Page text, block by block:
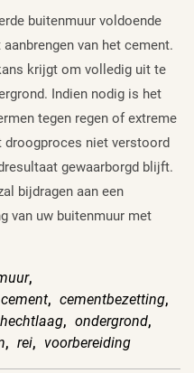
buitenmuur voldoende
van het cement.
krijgt om volledig uit te
Indien nodig is het
tegen regen of extreme
droogproces niet verstoord
gewaarborgd blijft.
bijdragen aan een
van uw buitenmuur met
,
cement, cementbezetting,
hechtlaag, ondergrond,
, rei, voorbereiding